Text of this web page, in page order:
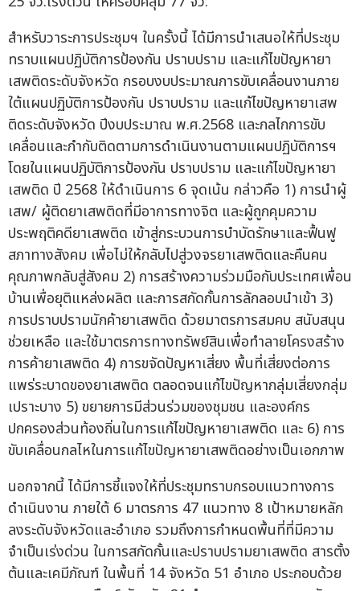
สำหรับวาระการประชุมฯ ในครั้งนี้ ได้มีการนำเสนอให้ที่ประชุม
ทราบแผนปฏิบัติการป้องกัน ปราบปราม และแก้ไขปัญหายา
เสพติดระดับจังหวัด กรอบงบประมาณการขับเคลื่อนงานภาย
ใต้แผนปฏิบัติการป้องกัน ปราบปราม และแก้ไขปัญหายาเสพ
ติดระดับจังหวัด ปีงบประมาณ พ.ศ.2568 และกลไกการขับ
เคลื่อนและกำกับติดตามการดำเนินงานตามแผนปฏิบัติการฯ
โดยในแผนปฏิบัติการป้องกัน ปราบปราม และแก้ไขปัญหายา
เสพติด ปี 2568 ให้ดำเนินการ 6 จุดเน้น กล่าวคือ 1) การนำผู้
เสพ/ ผู้ติดยาเสพติดที่มีอาการทางจิต และผู้ถูกคุมความ
ประพฤติคดียาเสพติด เข้าสู่กระบวนการบำบัดรักษาและฟื้นฟู
สภาทางสังคม เพื่อไม่ให้กลับไปสู่วงจรยาเสพติดและคืนคน
คุณภาพกลับสู่สังคม 2) การสร้างความร่วมมือกับประเทศเพื่อน
บ้านเพื่อยุติแหล่งผลิต และการสกัดกั้นการลักลอบนำเข้า 3)
การปราบปรามนักค้ายาเสพติด ด้วยมาตรการสมคบ สนับสนุน
ช่วยเหลือ และใช้มาตรการทางทรัพย์สินเพื่อทำลายโครงสร้าง
การค้ายาเสพติด 4) การขจัดปัญหาเสี่ยง พื้นที่เสี่ยงต่อการ
แพร่ระบาดของยาเสพติด ตลอดจนแก้ไขปัญหากลุ่มเสี่ยงกลุ่ม
เปราะบาง 5) ขยายการมีส่วนร่วมของชุมชน และองค์กร
ปกครองส่วนท้องถิ่นในการแก้ไขปัญหายาเสพติด และ 6) การ
ขับเคลื่อนกลไหในการแก้ไขปัญหายาเสพติดอย่างเป็นเอกภาพ
นอกจากนี้ ได้มีการชี้แจงให้ที่ประชุมทราบกรอบแนวทางการ
ดำเนินงาน ภายใต้ 6 มาตรการ 47 แนวทาง 8 เป้าหมายหลัก
ลงระดับจังหวัดและอำเภอ รวมถึงการกำหนดพื้นที่ที่มีความ
จำเป็นเร่งด่วน ในการสกัดกั้นและปราบปรามยาเสพติด สารตั้ง
ต้นและเคมีภัณฑ์ ในพื้นที่ 14 จังหวัด 51 อำเภอ ประกอบด้วย